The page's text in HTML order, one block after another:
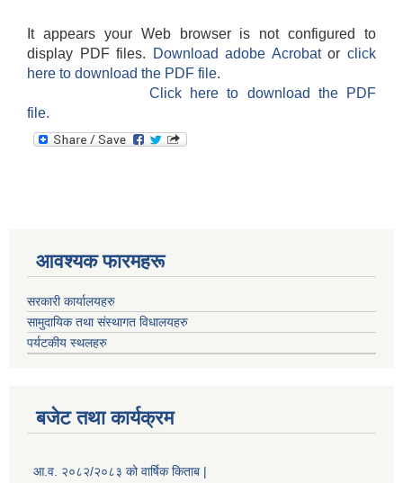
It appears your Web browser is not configured to
display PDF files.
Download adobe Acrobatorclick
here to download the PDF file.
Click here to download the PDF
file.
आवश्यक फारमहरू
सरकारी कार्यालयहरु
सामुदायिक तथा संस्थागत विधालयहरु
पर्यटकीय स्थलहरु
बजेट तथा कार्यक्रम
आ.व. २०८२/२०८३ को वार्षिक किताब |